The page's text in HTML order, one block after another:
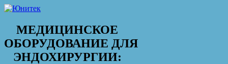
МЕДИЦИНСКОЕ
ОБОРУДОВАНИЕ ДЛЯ
ЭНДОХИРУРГИИ: